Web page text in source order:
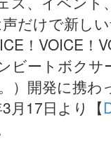
だけで新し
！VOICE！
ビートボクサ
）開発に携わ
月17日より【